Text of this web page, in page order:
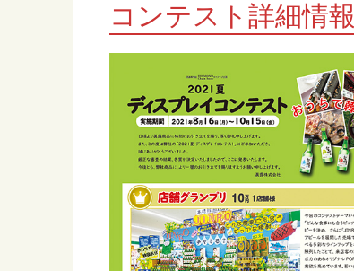
コンテスト詳細情報